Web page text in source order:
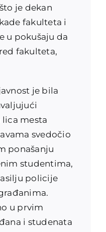
je dekan
fakulteta i
u pokušaju da
fakulteta,
je bila
lica mesta
svedočio
ponašanju
studentima,
policije
u prvim
i studenata